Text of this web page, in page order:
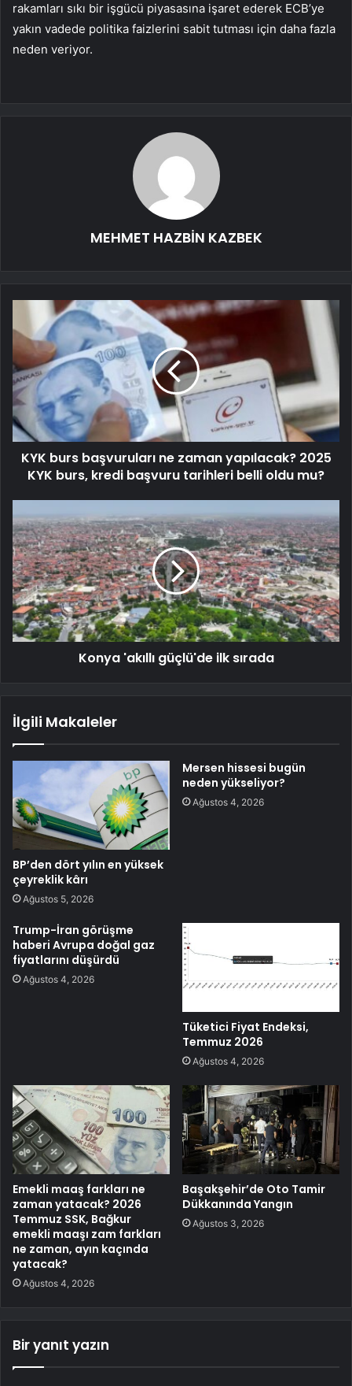
rakamları sıkı bir işgücü piyasasına işaret ederek ECB’ye
yakın vadede politika faizlerini sabit tutması için daha fazla
neden veriyor.
MEHMET HAZBİN KAZBEK
KYK burs başvuruları ne zaman yapılacak? 2025
KYK burs, kredi başvuru tarihleri belli oldu mu?
Konya 'akıllı güçlü'de ilk sırada
İlgili Makaleler
BP’den dört yılın en yüksek
çeyreklik kârı
Ağustos 5, 2026
Mersen hissesi bugün
neden yükseliyor?
Ağustos 4, 2026
Trump-İran görüşme
haberi Avrupa doğal gaz
fiyatlarını düşürdü
Ağustos 4, 2026
Tüketici Fiyat Endeksi,
Temmuz 2026
Ağustos 4, 2026
Emekli maaş farkları ne
zaman yatacak? 2026
Temmuz SSK, Bağkur
emekli maaşı zam farkları
ne zaman, ayın kaçında
yatacak?
Ağustos 4, 2026
Başakşehir’de Oto Tamir
Dükkanında Yangın
Ağustos 3, 2026
Bir yanıt yazın